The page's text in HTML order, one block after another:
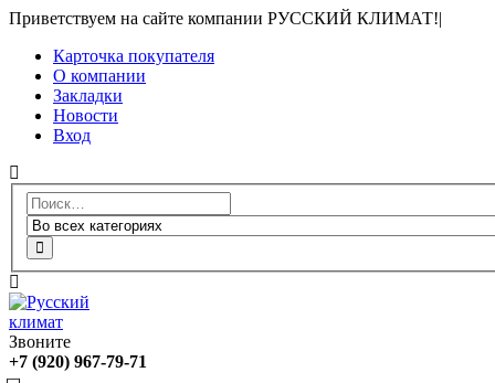
Приветствуем на сайте компании РУССКИЙ КЛИМАТ!|
Карточка покупателя
О компании
Закладки
Новости
Вход
Звоните
+7 (920) 967-79-71